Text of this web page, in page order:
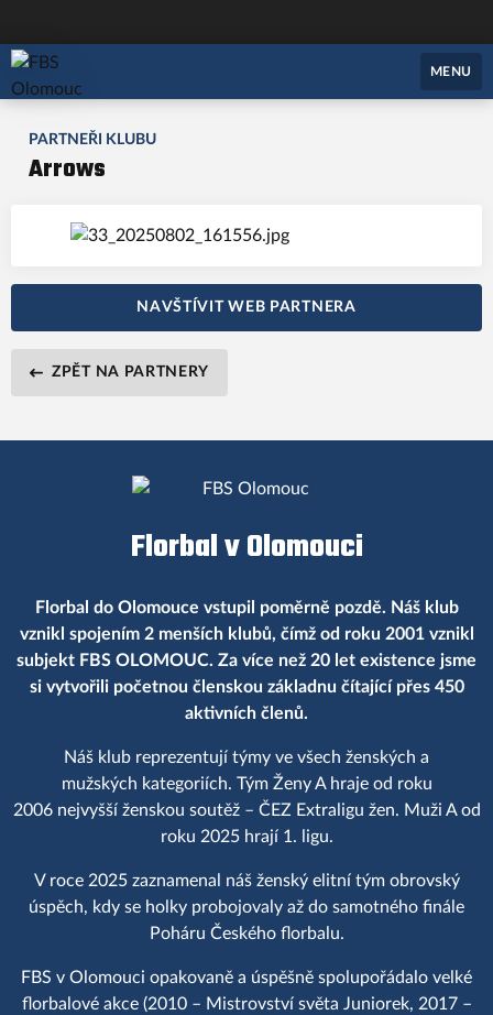
FBS Olomouc
MENU
PARTNEŘI KLUBU
Arrows
NAVŠTÍVIT WEB PARTNERA
ZPĚT NA PARTNERY
Florbal v Olomouci
Florbal do Olomouce vstupil poměrně pozdě. Náš klub
vznikl spojením 2 menších klubů, čímž od roku 2001 vznikl
subjekt FBS OLOMOUC. Za více než 20 let existence jsme
si vytvořili početnou členskou základnu čítající přes 450
aktivních členů.
Náš klub reprezentují týmy ve všech ženských a
mužských kategoriích. Tým Ženy A hraje od roku
2006 nejvyšší ženskou soutěž – ČEZ Extraligu žen. Muži A od
roku 2025 hrají 1. ligu.
V roce 2025 zaznamenal náš ženský elitní tým obrovský
úspěch, kdy se holky probojovaly až do samotného finále
Poháru Českého florbalu.
FBS v Olomouci opakovaně a úspěšně spolupořádalo velké
florbalové akce (2010 – Mistrovství světa Juniorek, 2017 –